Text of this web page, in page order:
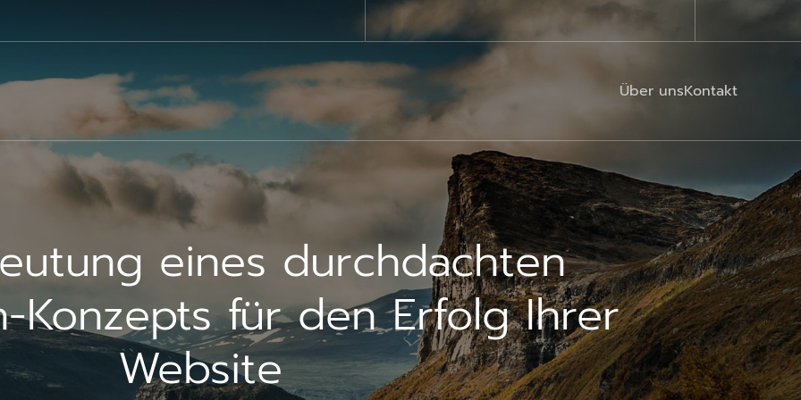
Über unsKontakt
eines durchdachten
Konzepts für den Erfolg Ihrer
Website